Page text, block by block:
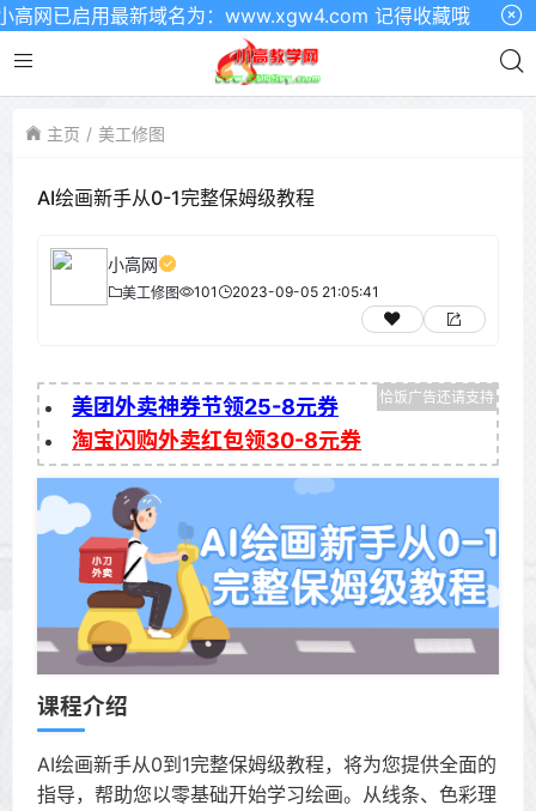
网已启用最新域名为：www.xgw4.com 记得收藏哦
主页 美工修图
AI绘画新手从0-1完整保姆级教程
小高网
美工修图 101 2023-09-05 21:05:41
美团外卖神券节领25-8元券
淘宝闪购外卖红包领30-8元券
课程介绍
AI绘画新手从0到1完整保姆级教程，将为您提供全面的
指导，帮助您以零基础开始学习绘画。从线条、色彩理